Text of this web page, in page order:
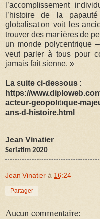
l’accomplissement
l’histoire de la
globalisation voit les
trouver des manières de
un monde polycentrique
veut parler à tous pour
jamais fait sienne. »
La suite ci-dessous :
https://
acteur-geopolitique-
ans-d-histoire.html
Jean Vinatier
Seriatim 2020
Jean Vinatier à 16:24
Partager
Aucun commentaire: